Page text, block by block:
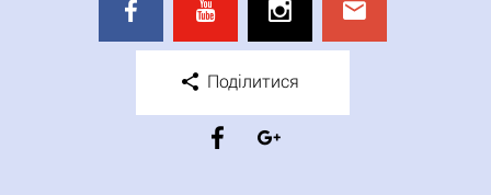
Поділитися